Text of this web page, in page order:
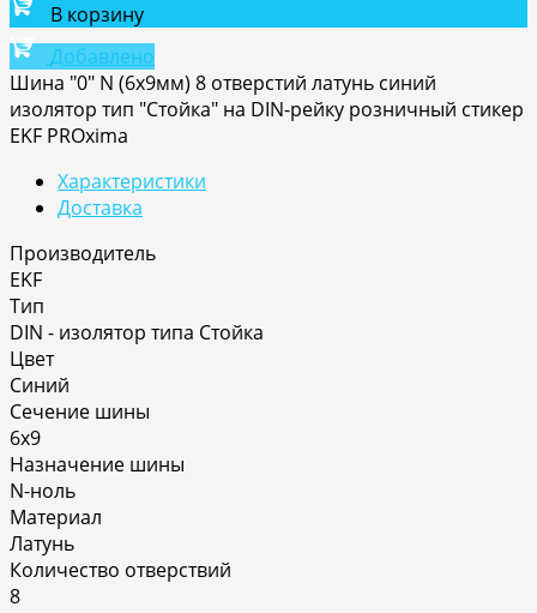
В корзину
Добавлено
Шина "0" N (6х9мм) 8 отверстий латунь синий
изолятор тип "Стойка" на DIN-рейку розничный стикер
EKF PROxima
Характеристики
Доставка
Производитель
EKF
Тип
DIN - изолятор типа Стойка
Цвет
Синий
Сечение шины
6х9
Назначение шины
N-ноль
Материал
Латунь
Количество отверствий
8